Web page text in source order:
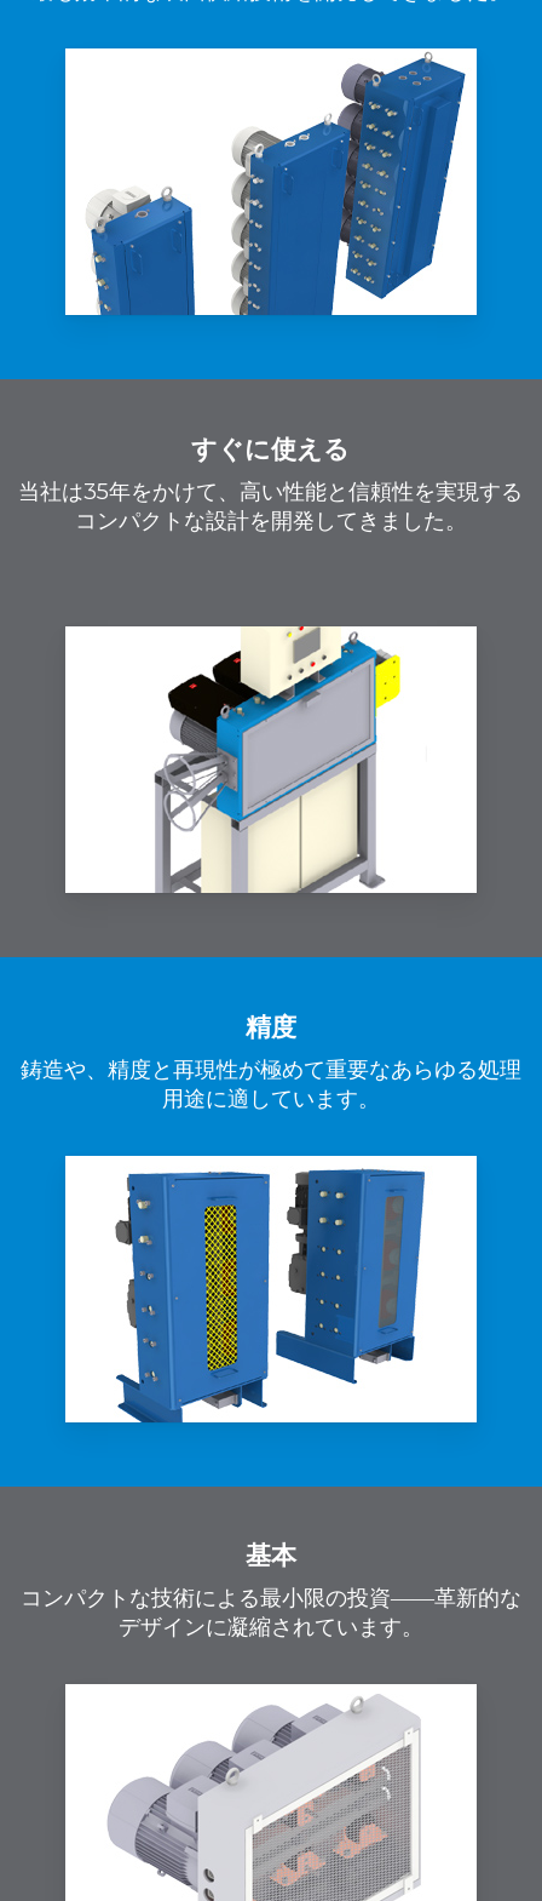
すぐに使える
当社は35年をかけて、高い性能と信頼性を実現する
コンパクトな設計を開発してきました。
精度
鋳造や、精度と再現性が極めて重要なあらゆる処理
用途に適しています。
基本
コンパクトな技術による最小限の投資――革新的な
デザインに凝縮されています。